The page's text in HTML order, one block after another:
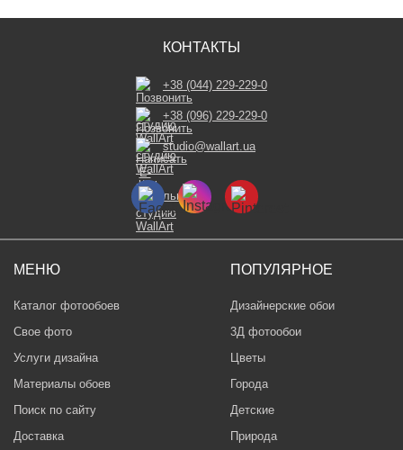
МЕНЮ
Каталог фотообоев
Свое фото
Услуги дизайна
Материалы обоев
Поиск по сайту
Доставка
ПОПУЛЯРНОЕ
Дизайнерские обои
3Д фотообои
Цветы
Города
Детские
Природа
КОНТАКТЫ
+38 (044) 229-229-0
+38 (096) 229-229-0
studio@wallart.ua